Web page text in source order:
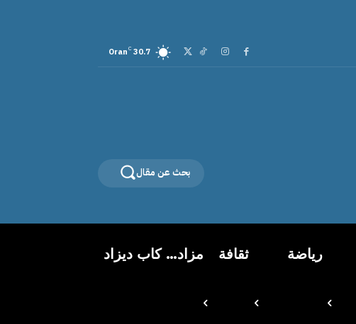
30.7
C
Oran
بحث عن مقال
رياضة ثقافة مزاد… كاب ديزاد